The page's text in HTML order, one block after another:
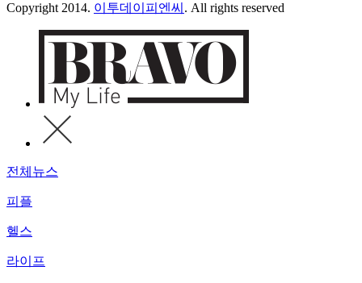
Copyright 2014. 이투데이피엔씨 . All rights reserved
전체뉴스
피플
헬스
라이프